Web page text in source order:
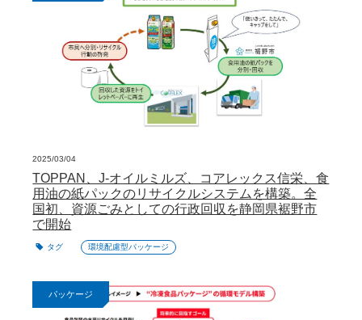
2025/03/04
TOPPAN、J-オイルミルズ、コアレックス信栄、食
用油の紙パックのリサイクルシステムを構築。全
国初、資源ごみとしての行政回収を静岡県裾野市
で開始
タグ 環境配慮型パッケージ
パッケージ